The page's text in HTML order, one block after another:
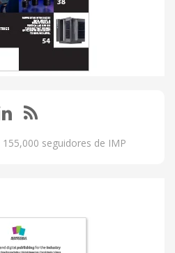
seguidores de IMP